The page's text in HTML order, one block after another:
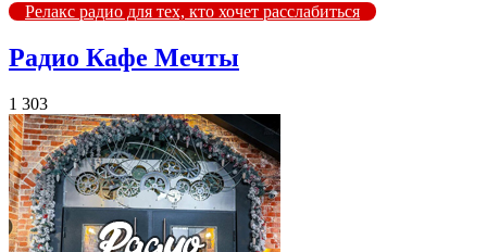
Релакс радио для тех, кто хочет расслабиться
Радио Кафе Мечты
1 303